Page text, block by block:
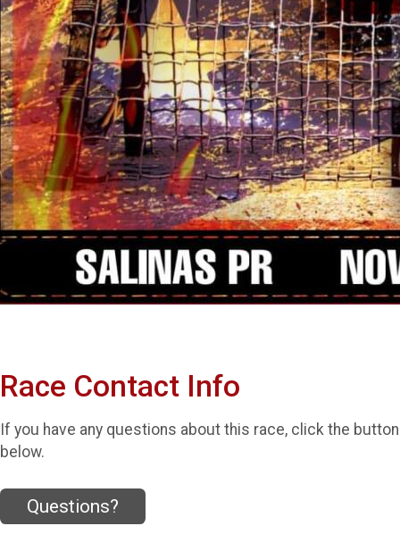
Race Contact Info
If you have any questions about this race, click the button
below.
Questions?